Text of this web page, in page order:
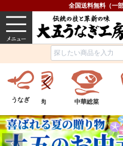
全国送料無料（一
うなぎ 内祝い
うなぎ中華総菜 お茶